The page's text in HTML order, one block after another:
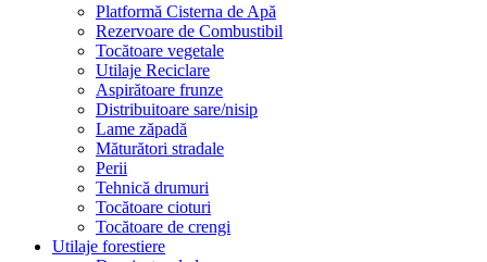
Platformă Cisterna de Apă
Rezervoare de Combustibil
Tocătoare vegetale
Utilaje Reciclare
Aspirătoare frunze
Distribuitoare sare/nisip
Lame zăpadă
Măturători stradale
Perii
Tehnică drumuri
Tocătoare cioturi
Tocătoare de crengi
Utilaje forestiere